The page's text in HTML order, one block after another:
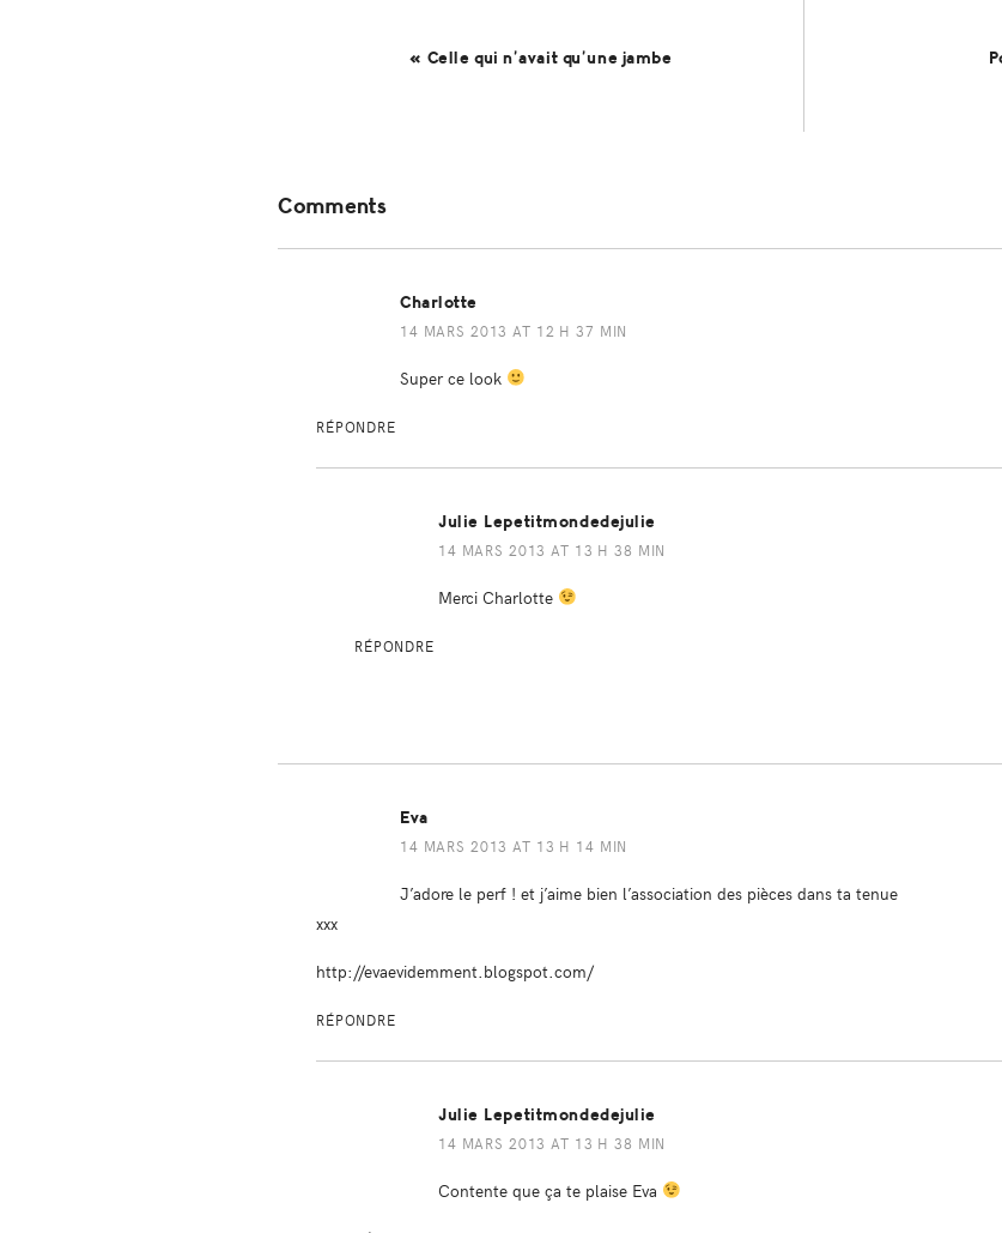
« Celle qui n’avait qu’une jambe
Interactions
Comments
Charlotte
14 MARS 2013 AT 12 H 37 MIN
Super ce look
RÉPONDRE
Julie Lepetitmondedejulie
14 MARS 2013 AT 13 H 38 MIN
Merci Charlotte
RÉPONDRE
Eva
14 MARS 2013 AT 13 H 14 MIN
J’adore le perf ! et j’aime bien l’association des pièces dans ta tenue
xxx
http://evaevidemment.blogspot.com/
RÉPONDRE
Julie Lepetitmondedejulie
14 MARS 2013 AT 13 H 38 MIN
Contente que ça te plaise Eva